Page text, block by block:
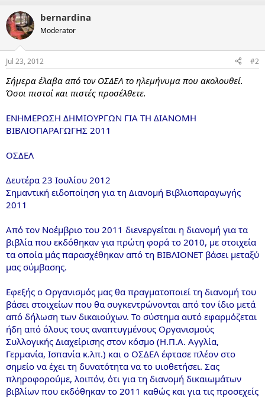
bernardina
Moderator
Jul 23, 2012 #2
Σήμερα έλαβα από τον ΟΣΔΕΛ το ηλεμήνυμα που ακολουθεί.
Όσοι πιστοί και πιστές προσέλθετε.
ΕΝΗΜΕΡΩΣΗ ΔΗΜΙΟΥΡΓΩΝ ΓΙΑ ΤΗ ΔΙΑΝΟΜΗ
ΒΙΒΛΙΟΠΑΡΑΓΩΓΗΣ 2011
ΟΣΔΕΛ
Δευτέρα 23 Ιουλίου 2012
Σημαντική ειδοποίηση για τη Διανομή Βιβλιοπαραγωγής
2011
Από τον Νοέμβριο του 2011 διενεργείται η διανομή για τα
βιβλία που εκδόθηκαν για πρώτη φορά το 2010, με στοιχεία
τα οποία μάς παρασχέθηκαν από τη ΒΙΒΛΙΟΝΕΤ βάσει μεταξύ
μας σύμβασης.
Εφεξής ο Οργανισμός μας θα πραγματοποιεί τη διανομή του
βάσει στοιχείων που θα συγκεντρώνονται από τον ίδιο μετά
από δήλωση των δικαιούχων. Το σύστημα αυτό εφαρμόζεται
ήδη από όλους τους αναπτυγμένους Οργανισμούς
Συλλογικής Διαχείρισης στον κόσμο (Η.Π.Α. Αγγλία,
Γερμανία, Ισπανία κ.λπ.) και ο ΟΣΔΕΛ έφτασε πλέον στο
σημείο να έχει τη δυνατότητα να το υιοθετήσει. Σας
πληροφορούμε, λοιπόν, ότι για τη διανομή δικαιωμάτων
βιβλίων που εκδόθηκαν το 2011 καθώς και για τις προσεχείς